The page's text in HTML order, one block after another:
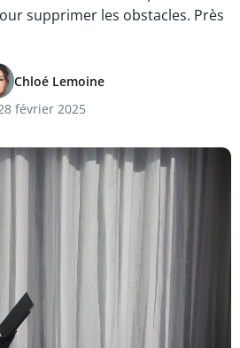
supprimer les obstacles. Près
Chloé Lemoine
février 2025